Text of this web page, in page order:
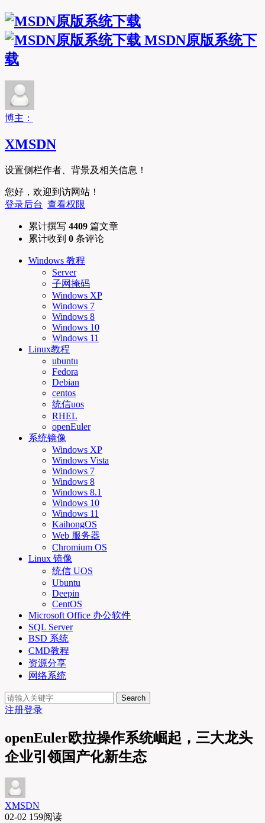
MSDN原版系统下
载
博主：
XMSDN
设置侧栏作者、背景及相关信息！
您好，欢迎到访网站！
登录后台 查看权限
累计撰写 4409 篇文章
累计收到 0 条评论
Windows 教程
Server
子网掩码
Windows XP
Windows 7
Windows 8
Windows 10
Windows 11
Linux教程
ubuntu
Fedora
Debian
centos
统信uos
RHEL
openEuler
系统镜像
Windows XP
Windows Vista
Windows 7
Windows 8
Windows 8.1
Windows 10
Windows 11
KaihongOS
Web 服务器
Chromium OS
Linux 镜像
统信 UOS
Ubuntu
Deepin
CentOS
Microsoft Office 办公软件
SQL Server
BSD 系统
CMD教程
资源分享
网络系统
Search
注册登录
openEuler欧拉操作系统崛起，三大龙头
企业引领国产化新生态
XMSDN
02-02 159阅读